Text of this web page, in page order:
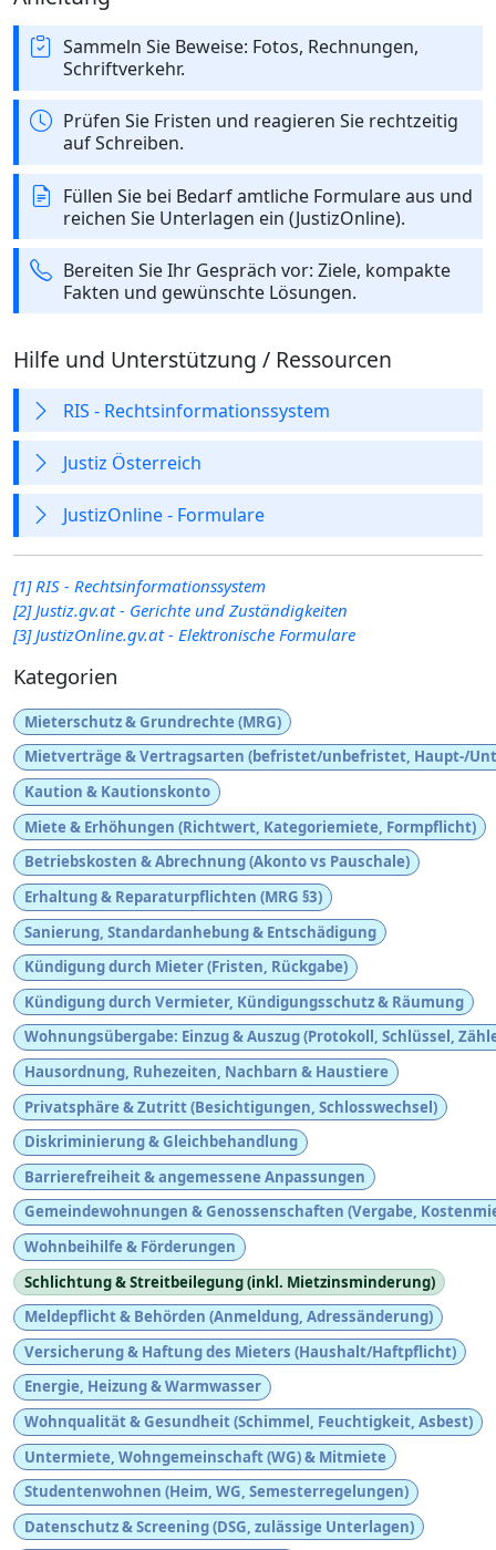
Sammeln Sie Beweise: Fotos, Rechnungen,
Schriftverkehr.
Prüfen Sie Fristen und reagieren Sie rechtzeitig
auf Schreiben.
Füllen Sie bei Bedarf amtliche Formulare aus und
reichen Sie Unterlagen ein (JustizOnline).
Bereiten Sie Ihr Gespräch vor: Ziele, kompakte
Fakten und gewünschte Lösungen.
Hilfe und Unterstützung / Ressourcen
RIS - Rechtsinformationssystem
Justiz Österreich
JustizOnline - Formulare
[1] RIS - Rechtsinformationssystem
[2] Justiz.gv.at - Gerichte und Zuständigkeiten
[3] JustizOnline.gv.at - Elektronische Formulare
Kategorien
Mieterschutz & Grundrechte (MRG)
Mietverträge & Vertragsarten (befristet/unbefristet, Haupt-/
Kaution & Kautionskonto
Miete & Erhöhungen (Richtwert, Kategoriemiete, Formpflicht)
Betriebskosten & Abrechnung (Akonto vs Pauschale)
Erhaltung & Reparaturpflichten (MRG §3)
Sanierung, Standardanhebung & Entschädigung
Kündigung durch Mieter (Fristen, Rückgabe)
Kündigung durch Vermieter, Kündigungsschutz & Räumung
Wohnungsübergabe: Einzug & Auszug (Protokoll, Schlüssel,
Hausordnung, Ruhezeiten, Nachbarn & Haustiere
Privatsphäre & Zutritt (Besichtigungen, Schlosswechsel)
Diskriminierung & Gleichbehandlung
Barrierefreiheit & angemessene Anpassungen
Gemeindewohnungen & Genossenschaften (Vergabe,
Wohnbeihilfe & Förderungen
Schlichtung & Streitbeilegung (inkl. Mietzinsminderung)
Meldepflicht & Behörden (Anmeldung, Adressänderung)
Versicherung & Haftung des Mieters (Haushalt/Haftpflicht)
Energie, Heizung & Warmwasser
Wohnqualität & Gesundheit (Schimmel, Feuchtigkeit, Asbest)
Untermiete, Wohngemeinschaft (WG) & Mitmiete
Studentenwohnen (Heim, WG, Semesterregelungen)
Datenschutz & Screening (DSG, zulässige Unterlagen)